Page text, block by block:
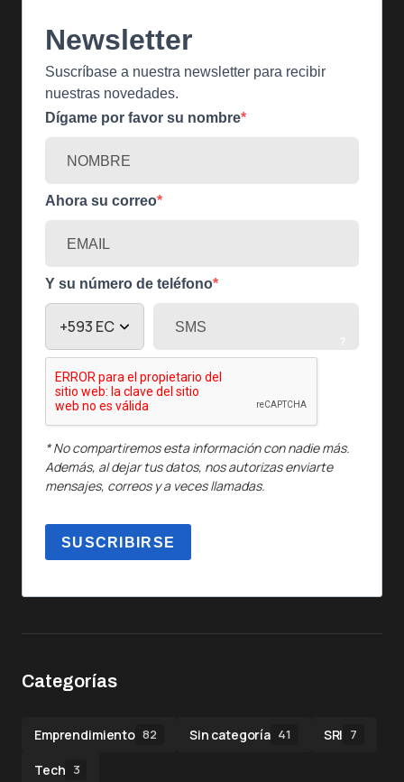
Newsletter
Suscríbase a nuestra newsletter para recibir
nuestras novedades.
Dígame por favor su nombre
Ahora su correo
Y su número de teléfono
* No compartiremos esta información con nadie más.
Además, al dejar tus datos, nos autorizas enviarte
mensajes, correos y a veces llamadas.
SUSCRIBIRSE
Categorías
Emprendimiento 82 Sin categoría 41 SRI 7
Tech 3